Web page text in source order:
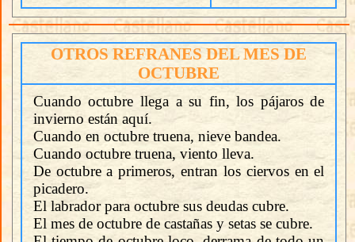
OTROS REFRANES DEL MES DE
OCTUBRE
Cuando octubre llega a su fin, los pájaros de
invierno están aquí.
Cuando en octubre truena, nieve bandea.
Cuando octubre truena, viento lleva.
De octubre a primeros, entran los ciervos en el
picadero.
El labrador para octubre sus deudas cubre.
El mes de octubre de castañas y setas se cubre.